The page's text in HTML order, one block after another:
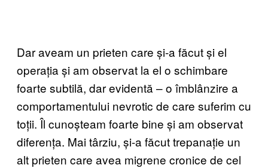
Dar aveam un prieten care și-a făcut și el
operația și am observat la el o schimbare
foarte subtilă, dar evidentă – o îmblânzire a
comportamentului nevrotic de care suferim cu
toții. Îl cunoșteam foarte bine și am observat
diferența. Mai târziu, și-a făcut trepanație un
alt prieten care avea migrene cronice de cel